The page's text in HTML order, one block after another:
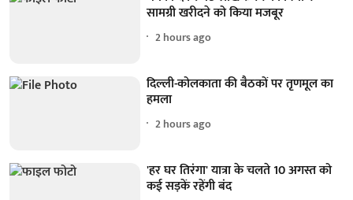
सामग्री खरीदने को किया मजबूर
2 hours ago
दिल्ली-कोलकाता की बैठकों पर तृणमूल का
हमला
2 hours ago
'हर घर तिरंगा' यात्रा के चलते 10 अगस्त को
कई सड़कें रहेंगी बंद